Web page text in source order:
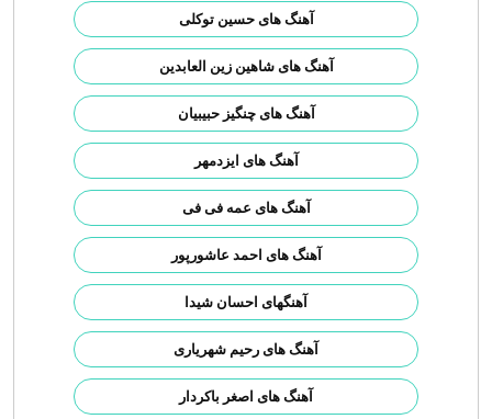
آهنگ های حسین توکلی
آهنگ های شاهین زین العابدین
آهنگ های چنگیز حبیبیان
آهنگ های ایزدمهر
آهنگ های عمه فی فی
آهنگ های احمد عاشورپور
آهنگهای احسان شیدا
آهنگ های رحیم شهریاری
آهنگ های اصغر باکردار